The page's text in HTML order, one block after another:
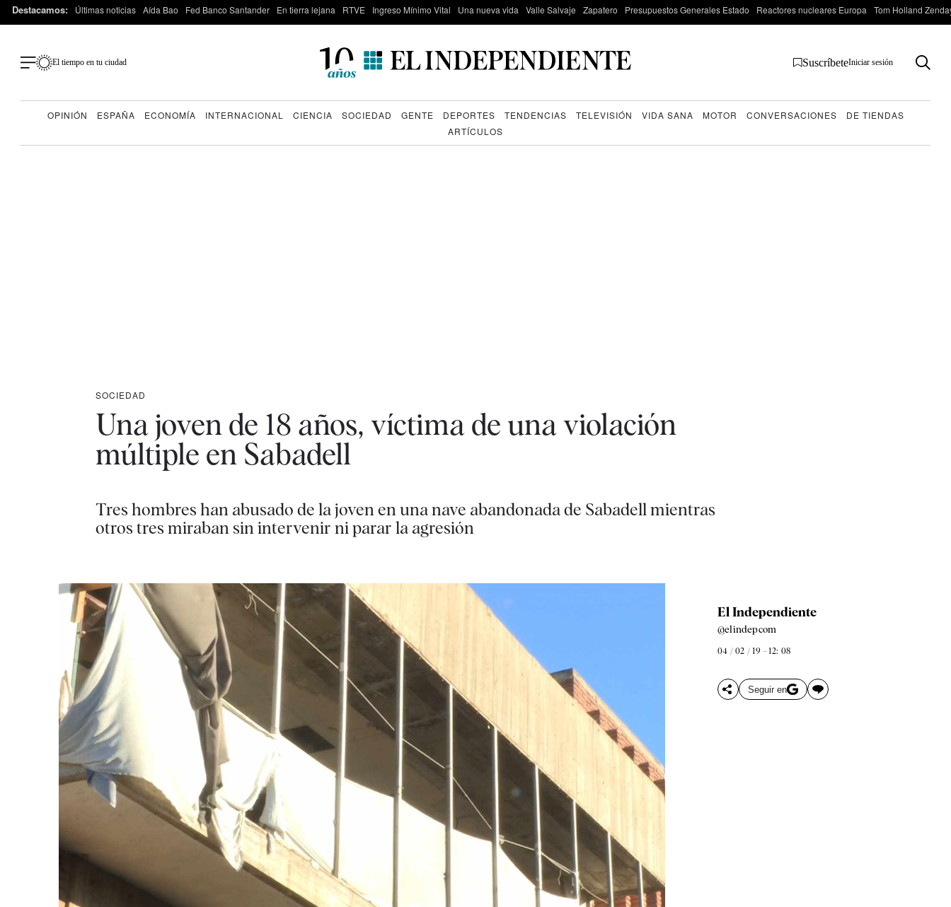
Destacamos: Últimas noticias Aída Bao Fed Banco Santander En tierra lejana RTVE Ingreso Mínimo Vital Una nueva vida Valle Salvaje Zapatero Presupuestos Generales Estado Reactores nucleares Europa Tom Holland
El tiempo en tu ciudad SuscríbeteIniciar sesión
OPINIÓN ESPAÑA ECONOMÍA INTERNACIONAL CIENCIA SOCIEDAD GENTE DEPORTES TENDENCIAS TELEVISIÓN VIDA SANA MOTOR CONVERSACIONES
DE TIENDAS
ARTÍCULOS
SOCIEDAD
Una joven de 18 años, víctima de una violación
múltiple en Sabadell
Tres hombres han abusado de la joven en una nave abandonada de Sabadell mientras
otros tres miraban sin intervenir ni parar la agresión
El Independiente
@elindepcom
04 / 02 / 19 - 12: 08
Seguir en